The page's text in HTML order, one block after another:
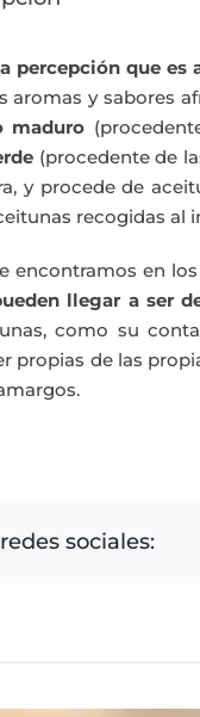
percepción que es
aromas y sabores
maduro
(procedente de
y procede de
recogidas al
encontramos en
llegar a ser
como su
propias de las
sociales: